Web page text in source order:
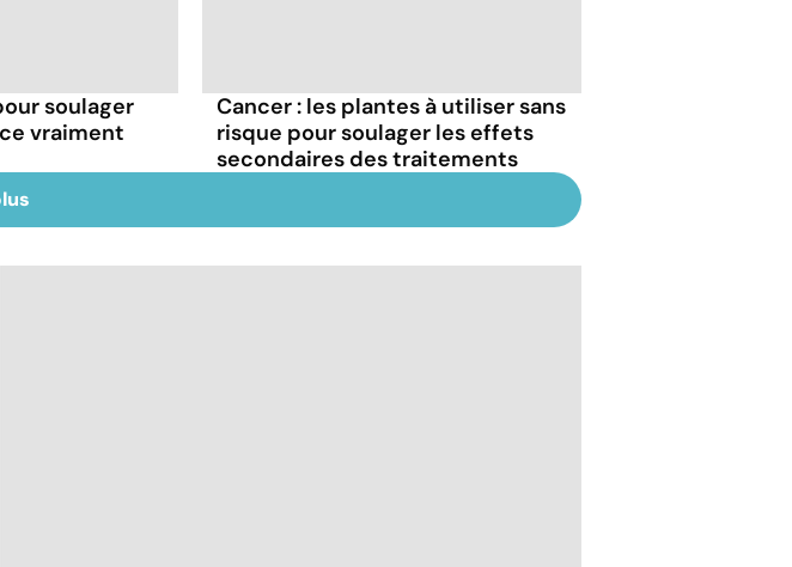
soulager
vraiment
Cancer : les plantes à utiliser sans
risque pour soulager les effets
secondaires des traitements